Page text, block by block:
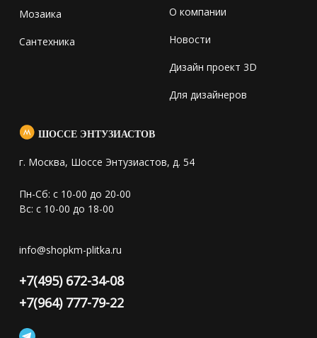
Мозаика
Сантехника
О компании
Новости
Дизайн проект 3D
Для дизайнеров
ШОССЕ ЭНТУЗИАСТОВ
г. Москва, Шоссе Энтузиастов, д. 54
Пн-Сб: с 10-00 до 20-00
Вс: с 10-00 до 18-00
info@shopkm-plitka.ru
+7(495) 672-34-08
+7(964) 777-79-22